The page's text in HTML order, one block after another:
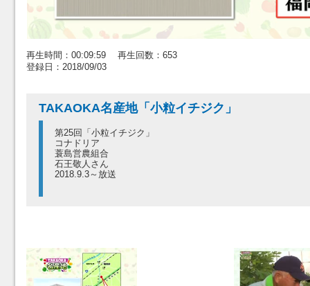
再生時間：00:09:59 再生回数：653
登録日：2018/09/03
TAKAOKA名産地「小粒イチジク」
第25回「小粒イチジク」
コナドリア
蓑島営農組合
石王敬人さん
2018.9.3～放送